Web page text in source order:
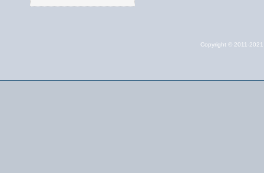
Copyright © 2011-